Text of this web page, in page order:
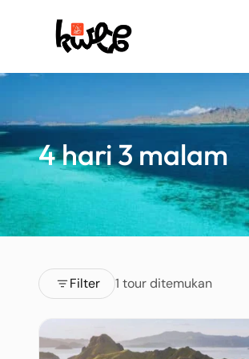
4 hari 3 malam
Filter 1 tour ditemukan